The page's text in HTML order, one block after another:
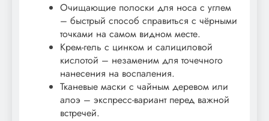
Очищающие полоски для носа с углем
– быстрый способ справиться с чёрными
точками на самом видном месте.
Крем-гель с цинком и салициловой
кислотой – незаменим для точечного
нанесения на воспаления.
Тканевые маски с чайным деревом или
алоэ – экспресс-вариант перед важной
встречей.